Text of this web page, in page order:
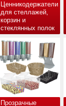
Ценникодержатели
для стеллажей,
корзин и
стеклянных полок
Прозрачные